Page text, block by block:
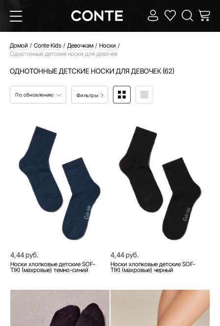
Домой Conte Kids Девочкам
Носки
Однотонные детские носки для девочек
ОДНОТОННЫЕ ДЕТСКИЕ НОСКИ ДЛЯ ДЕВОЧЕК (62)
По обновлению Фильтры
4,44 руб.
Носки хлопковые детские SOF-
TIKI (махровые) темно-синий
4,44 руб.
Носки хлопковые детские SOF-
TIKI (махровые) черный